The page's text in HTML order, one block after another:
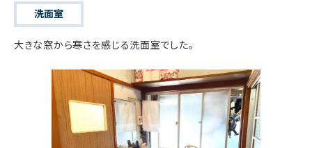
洗面室
大きな窓から寒さを感じる洗面室でした。